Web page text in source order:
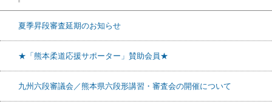
夏季昇段審査延期のお知らせ
★「熊本柔道応援サポーター」賛助会員★
九州六段審議会／熊本県六段形講習・審査会の開催について